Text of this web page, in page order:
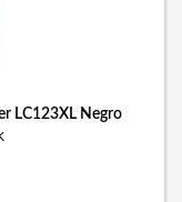
LC123XL Negro